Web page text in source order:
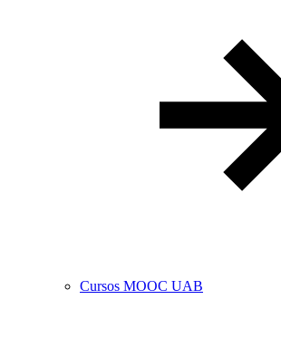
Cursos MOOC UAB